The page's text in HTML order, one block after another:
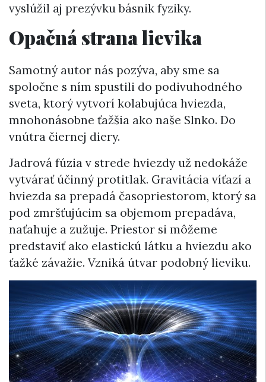
vyslúžil aj prezývku básnik fyziky.
Opačná strana lievika
Samotný autor nás pozýva, aby sme sa
spoločne s ním spustili do podivuhodného
sveta, ktorý vytvorí kolabujúca hviezda,
mnohonásobne ťažšia ako naše Slnko. Do
vnútra čiernej diery.
Jadrová fúzia v strede hviezdy už nedokáže
vytvárať účinný protitlak. Gravitácia víťazí a
hviezda sa prepadá časopriestorom, ktorý sa
pod zmršťujúcim sa objemom prepadáva,
naťahuje a zužuje. Priestor si môžeme
predstaviť ako elastickú látku a hviezdu ako
ťažké závažie. Vzniká útvar podobný lieviku.